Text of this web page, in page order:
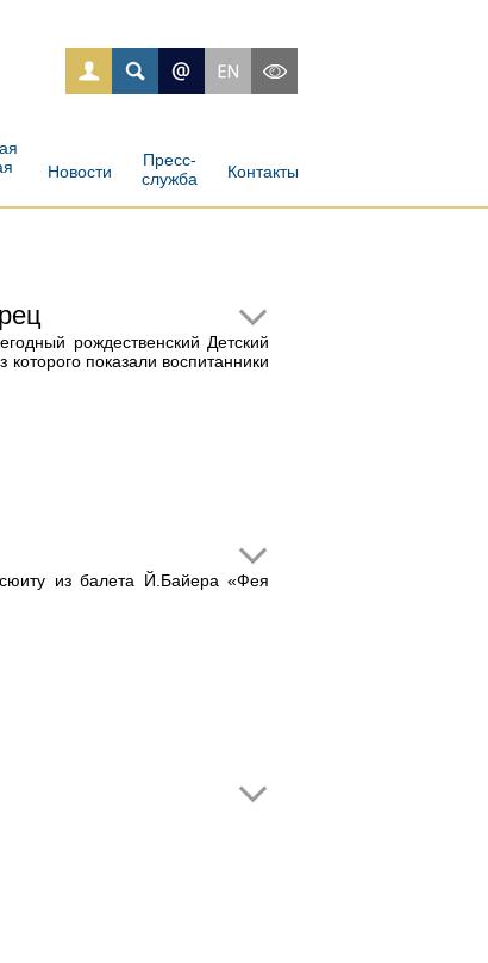
Новости
Пресс-
служба
Контакты
рождественский Детский
показали воспитанники
из балета Й.Байера «Фея